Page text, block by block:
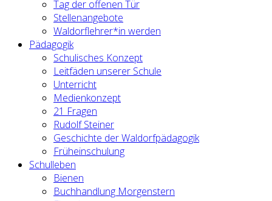
Tag der offenen Tür
Stellenangebote
Waldorflehrer*in werden
Pädagogik
Schulisches Konzept
Leitfäden unserer Schule
Unterricht
Medienkonzept
21 Fragen
Rudolf Steiner
Geschichte der Waldorfpädagogik
Früheinschulung
Schulleben
Bienen
Buchhandlung Morgenstern